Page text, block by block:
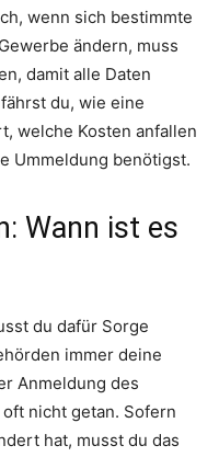
wenn sich bestimmte
ändern, muss
damit alle Daten
du, wie eine
welche Kosten anfallen
Ummeldung benötigst.
Wann ist es
du dafür Sorge
immer deine
Anmeldung des
nicht getan. Sofern
hat, musst du das